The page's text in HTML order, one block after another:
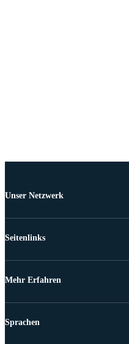
Unser Netzwerk
Seitenlinks
Mehr Erfahren
Sprachen